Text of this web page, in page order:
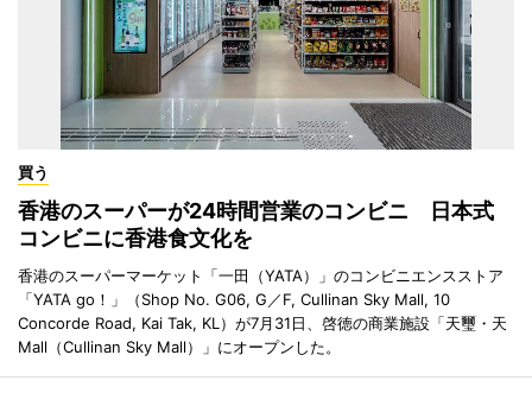
買う
香港のスーパーが24時間営業のコンビニ 日本式
コンビニに香港食文化を
香港のスーパーマーケット「一田（YATA）」のコンビニエンスストア
「YATA go！」（Shop No. G06, G／F, Cullinan Sky Mall, 10
Concorde Road, Kai Tak, KL）が7月31日、啓徳の商業施設「天璽・天
Mall（Cullinan Sky Mall）」にオープンした。